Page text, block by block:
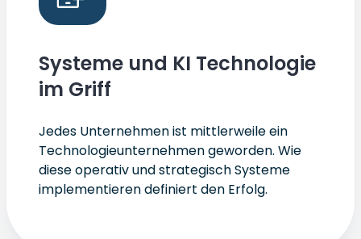
Systeme und KI Technologie
im Griff
Jedes Unternehmen ist mittlerweile ein
Technologieunternehmen geworden. Wie
diese operativ und strategisch Systeme
implementieren definiert den Erfolg.